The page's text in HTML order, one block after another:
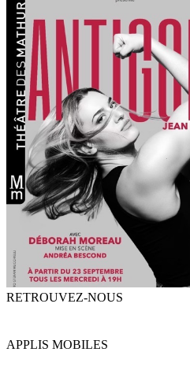
RETROUVEZ-NOUS
APPLIS MOBILES